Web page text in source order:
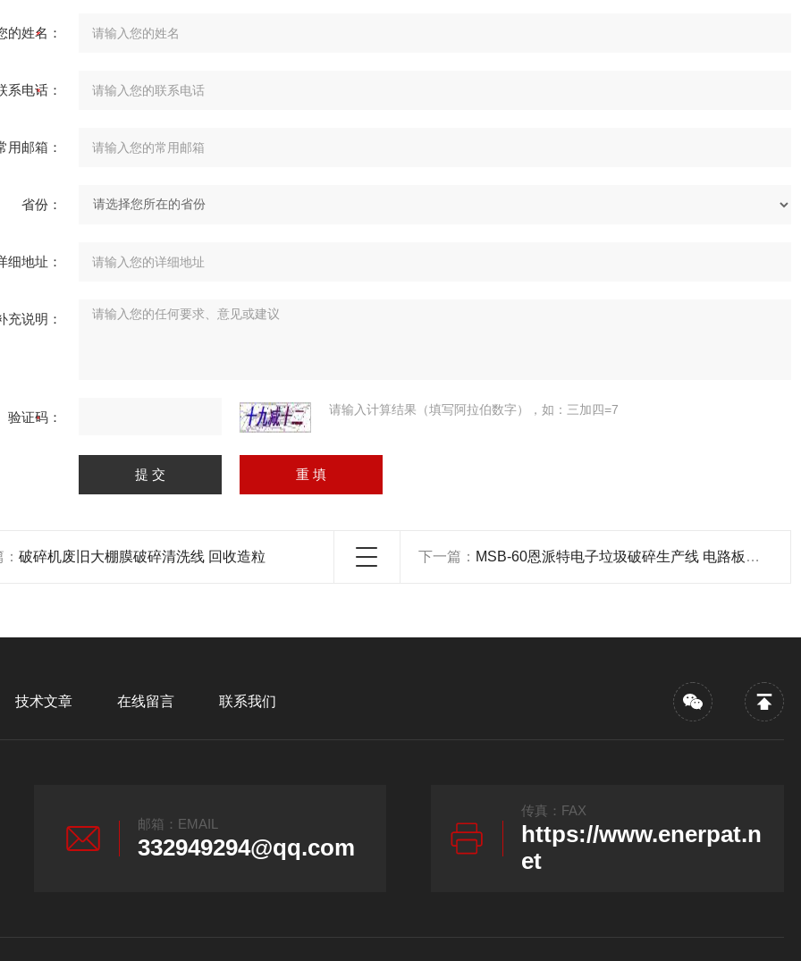
的姓名：
系电话：
用邮箱：
省份：
细地址：
充说明：
验证码： 请输入计算结果（填写阿拉伯数字），如：三加四=7
破碎机废旧大棚膜破碎清洗线 回收造粒 下一篇： MSB-60恩派特电子垃圾破碎生产线 电路板破碎分离
技术文章 在线留言 联系我们
邮箱：EMAIL
332949294@qq.com
传真：FAX
https://www.enerpat.n
et